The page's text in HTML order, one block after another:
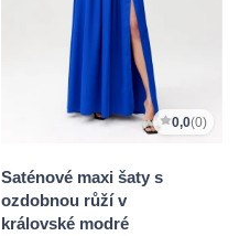
0,0(0)
Saténové maxi šaty s
ozdobnou růží v
královské modré